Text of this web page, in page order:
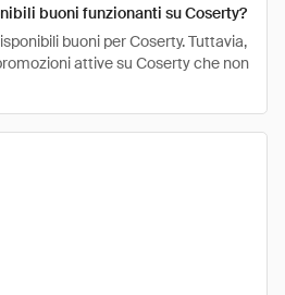
buoni funzionanti su Coserty?
buoni per Coserty. Tuttavia,
attive su Coserty che non